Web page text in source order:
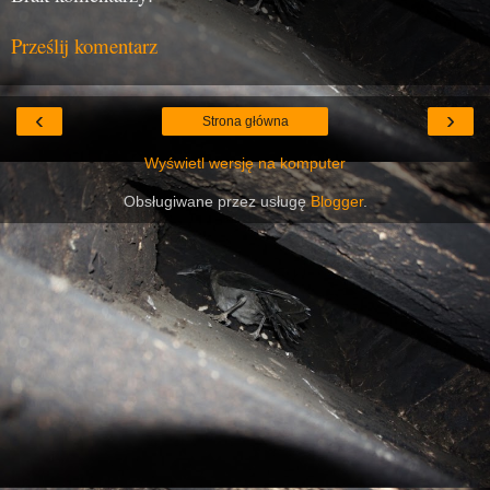
Prześlij komentarz
‹ ›
Strona główna
Wyświetl wersję na komputer
Obsługiwane przez usługęBlogger.